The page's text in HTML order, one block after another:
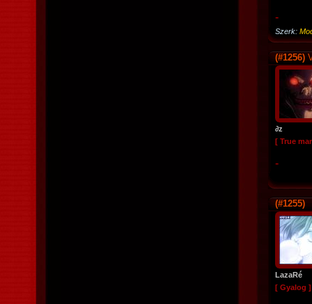
-
Szerk:
(#1256)
∂z
[ True
-
(#1255)
LazaRé
[ Gyalog ]